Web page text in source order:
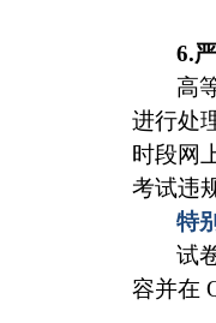
6.
高
进行处
时段网
考试违
特
试
容并在